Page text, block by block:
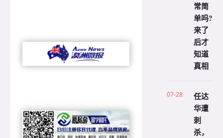
常简
单吗?
来了
后才
知道
真相
07-28
任达
华遭
刺
杀，